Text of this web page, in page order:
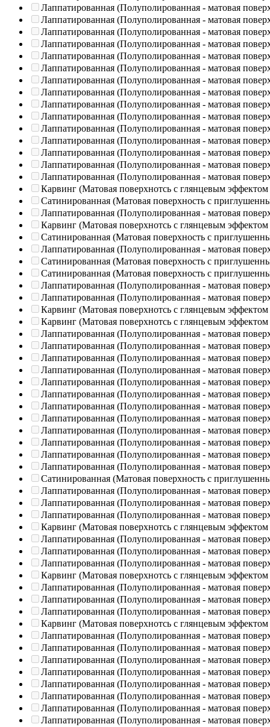
Лаппатированная (Полуполированная - матовая
Лаппатированная (Полуполированная - матовая
Лаппатированная (Полуполированная - матовая
Лаппатированная (Полуполированная - матовая
Лаппатированная (Полуполированная - матовая
Лаппатированная (Полуполированная - матовая
Лаппатированная (Полуполированная - матовая
Лаппатированная (Полуполированная - матовая
Лаппатированная (Полуполированная - матовая
Лаппатированная (Полуполированная - матовая
Лаппатированная (Полуполированная - матовая
Лаппатированная (Полуполированная - матовая
Лаппатированная (Полуполированная - матовая
Лаппатированная (Полуполированная - матовая
Лаппатированная (Полуполированная - матовая
Карвинг (Матовая поверхнотсь с глянцевым эффектом
Сатинированная (Матовая поверхность с
Лаппатированная (Полуполированная - матовая
Карвинг (Матовая поверхнотсь с глянцевым эффектом
Сатинированная (Матовая поверхность с
Лаппатированная (Полуполированная - матовая
Сатинированная (Матовая поверхность с
Сатинированная (Матовая поверхность с
Лаппатированная (Полуполированная - матовая
Лаппатированная (Полуполированная - матовая
Карвинг (Матовая поверхнотсь с глянцевым эффектом
Карвинг (Матовая поверхнотсь с глянцевым эффектом
Лаппатированная (Полуполированная - матовая
Лаппатированная (Полуполированная - матовая
Лаппатированная (Полуполированная - матовая
Лаппатированная (Полуполированная - матовая
Лаппатированная (Полуполированная - матовая
Лаппатированная (Полуполированная - матовая
Лаппатированная (Полуполированная - матовая
Лаппатированная (Полуполированная - матовая
Лаппатированная (Полуполированная - матовая
Лаппатированная (Полуполированная - матовая
Лаппатированная (Полуполированная - матовая
Лаппатированная (Полуполированная - матовая
Сатинированная (Матовая поверхность с
Лаппатированная (Полуполированная - матовая
Лаппатированная (Полуполированная - матовая
Лаппатированная (Полуполированная - матовая
Карвинг (Матовая поверхнотсь с глянцевым эффектом
Лаппатированная (Полуполированная - матовая
Лаппатированная (Полуполированная - матовая
Лаппатированная (Полуполированная - матовая
Карвинг (Матовая поверхнотсь с глянцевым эффектом
Лаппатированная (Полуполированная - матовая
Лаппатированная (Полуполированная - матовая
Лаппатированная (Полуполированная - матовая
Карвинг (Матовая поверхнотсь с глянцевым эффектом
Лаппатированная (Полуполированная - матовая
Лаппатированная (Полуполированная - матовая
Лаппатированная (Полуполированная - матовая
Лаппатированная (Полуполированная - матовая
Лаппатированная (Полуполированная - матовая
Лаппатированная (Полуполированная - матовая
Лаппатированная (Полуполированная - матовая
Лаппатированная (Полуполированная - матовая